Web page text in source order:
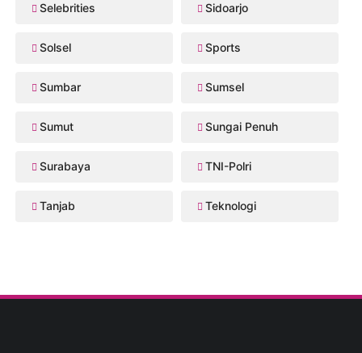
Selebrities Sidoarjo
Solsel Sports
Sumbar Sumsel
Sumut Sungai Penuh
Surabaya TNI-Polri
Tanjab Teknologi